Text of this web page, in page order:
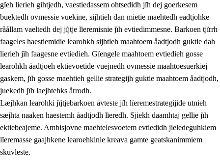
Maahtoe faagine
2.3 Vihkeles tjiehpiesvoeth
Dåaresthfaageles teemah
gïeh lierieh gihtjedh, vaestiedassem ohtsedidh jïh dej goerkesem
buektedh ovmessie vuekine, sijhtieh dan mietie maehtedh eadtjohke
råållam vaeltedh dej jïjtje lïeremisnie jïh evtiedimmesne. Barkoen tjïrrh
faageles haestiemidie learohkh sijhtieh maahtoem åadtjodh guktie dah
lierieh jïh faagesne evtiedieh. Gïengele maahtoem evtiedieh gosse
learohkh åadtjoeh ektievoetide vuejnedh ovmessie maahtoesuerkiej
gaskem, jïh gosse maehtieh gellie strategijh guktie maahtoem åadtjodh,
juekedh jïh laejhtehks årrodh.
Læjhkan learohki jïjtjebarkoen åvteste jïh lïeremestrategijide utnieh
sæjhta naaken haestemh åadtjodh lïeredh. Sjiekh daamhtaj gellie jïh
ektiebeajeme. Ambisjovne maehtelesvoetem evtiedidh jieledeguhkiem
lïeremasse gaajhkene learoehkinie kreava gamte geatskanimmiem
skuvleste.